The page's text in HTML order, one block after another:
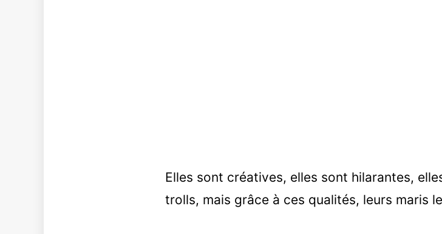
Elles sont créatives, elles sont hilarantes,
trolls, mais grâce à ces qualités, leurs maris